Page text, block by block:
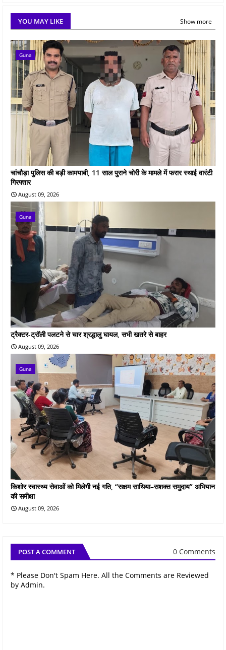
YOU MAY LIKE Show more
Guna
चांचौड़ा पुलिस की बड़ी कामयाबी, 11 साल पुराने चोरी के मामले में फरार स्थाई वारंटी
गिरफ्तार
August 09, 2026
Guna
ट्रैक्टर-ट्रॉली पलटने से चार श्रद्धालु घायल, सभी खतरे से बाहर
August 09, 2026
Guna
किशोर स्वास्थ्य सेवाओं को मिलेगी नई गति, “सक्षम साथिया–सशक्त समुदाय” अभियान
की समीक्षा
August 09, 2026
POST A COMMENT 0 Comments
* Please Don't Spam Here. All the Comments are Reviewed
by Admin.